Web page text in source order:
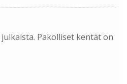
Pakolliset kentät on